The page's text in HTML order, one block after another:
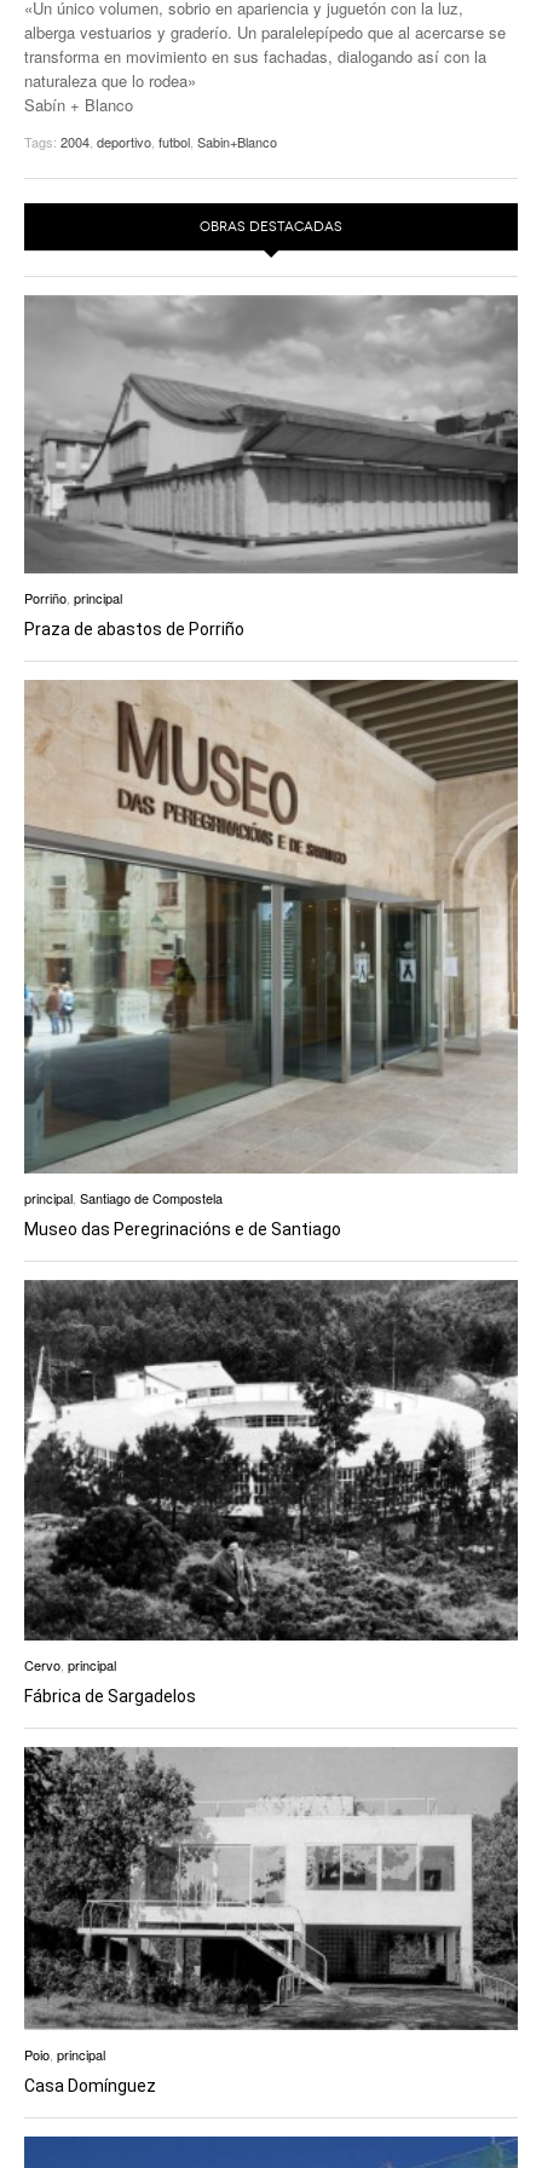
EUROPAN
«Un único volumen, sobrio en apariencia y juguetón con la luz,
alberga vestuarios y graderío. Un paralelepípedo que al acercarse se
transforma en movimiento en sus fachadas, dialogando así con la
naturaleza que lo rodea»
Sabín + Blanco
Tags: 2004 deportivo futbol Sabin+Blanco
OBRAS DESTACADAS
Porriño, principal
Praza de abastos de Porriño
principal, Santiago de Compostela
Museo das Peregrinacións e de Santiago
Cervo principal
Fábrica de Sargadelos
Poio principal
Casa Domínguez